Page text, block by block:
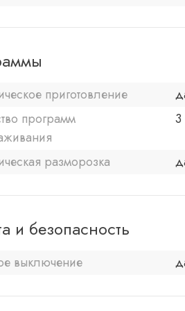
приготовление
программ
3
разморозка
и безопасность
выключение